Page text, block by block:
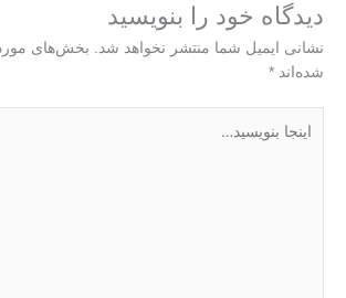
دیدگاه‌ خود را بنویسید
نشانی ایمیل شما منتشر نخواهد شد.
بخش‌های
شده‌اند *
بنویسید…